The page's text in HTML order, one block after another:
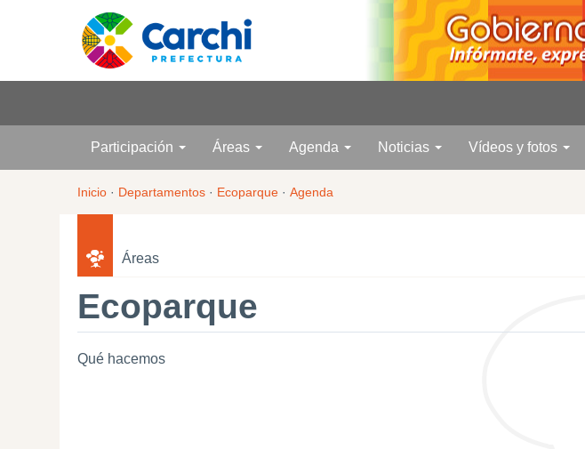
Participación Áreas Agenda Noticias Vídeos y fotos
Inicio · Departamentos · Ecoparque · Agenda
Áreas
Ecoparque
Qué hacemos